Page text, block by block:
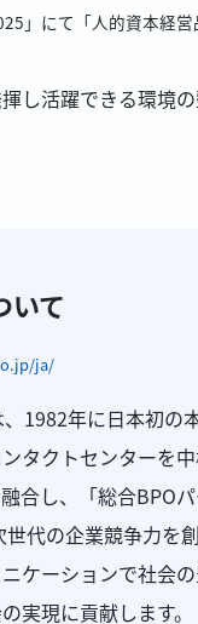
」にて「人的資本経営
し活躍できる環境
いて
ja/
1982年に日本初の
タクトセンターを
合し、「総合BPO
代の企業競争力を
ニケーションで社会
実現に貢献します。